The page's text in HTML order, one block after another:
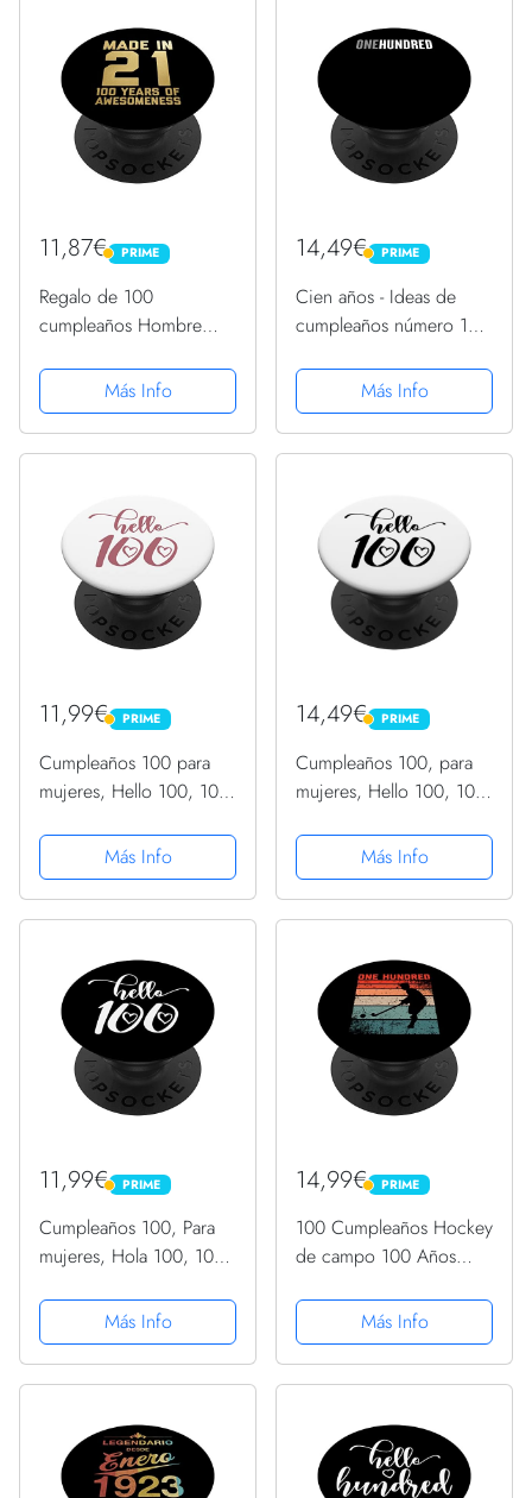
11,87€ PRIME
PRIME
Regalo de 100
cumpleaños Hombre
Abuelo PopSockets
PopGrip: Agarre
intercambiable para
Más Info
14,49€ PRIME
PRIME
Cien años - Ideas de
cumpleaños número 100
PopGrip Intercambiable
Más Info
11,99€ PRIME
PRIME
Cumpleaños 100 para
mujeres, Hello 100, 100
PopGrip Intercambiable
Más Info
14,49€ PRIME
PRIME
Cumpleaños 100, para
mujeres, Hello 100, 100
PopGrip Intercambiable
Más Info
11,99€ PRIME
PRIME
Cumpleaños 100, Para
mujeres, Hola 100, 100
PopGrip Intercambiable
Más Info
14,99€ PRIME
PRIME
100 Cumpleaños Hockey
de campo 100 Años
PopSockets PopGrip
Intercambiable
Más Info